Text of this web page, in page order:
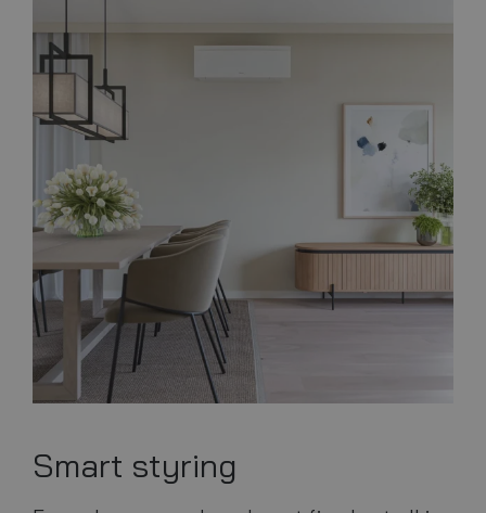
Smart styring